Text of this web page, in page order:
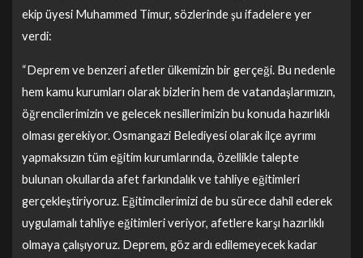
ekip üyesi Muhammed Timur, sözlerinde şu ifadelere yer
verdi:
“Deprem ve benzeri afetler ülkemizin bir gerçeği. Bu nedenle
hem kamu kurumları olarak bizlerin hem de vatandaşlarımızın,
öğrencilerimizin ve gelecek nesillerimizin bu konuda hazırlıklı
olması gerekiyor. Osmangazi Belediyesi olarak ilçe ayrımı
yapmaksızın tüm eğitim kurumlarında, özellikle talepte
bulunan okullarda afet farkındalık ve tahliye eğitimleri
gerçekleştiriyoruz. Eğitimcilerimizi de bu sürece dahil ederek
uygulamalı tahliye eğitimleri veriyor, afetlere karşı hazırlıklı
olmaya çalışıyoruz. Deprem, göz ardı edilemeyecek kadar